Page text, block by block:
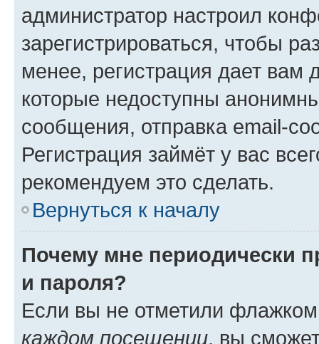
администратор настроил
зарегистрироваться, чтобы
менее, регистрация дает вам
которые недоступны
сообщения, отправка email-
Регистрация займёт у вас
рекомендуем это сделать.
Вернуться к началу
Почему мне периодически
и пароля?
Если вы не отметили
каждом посещении, вы